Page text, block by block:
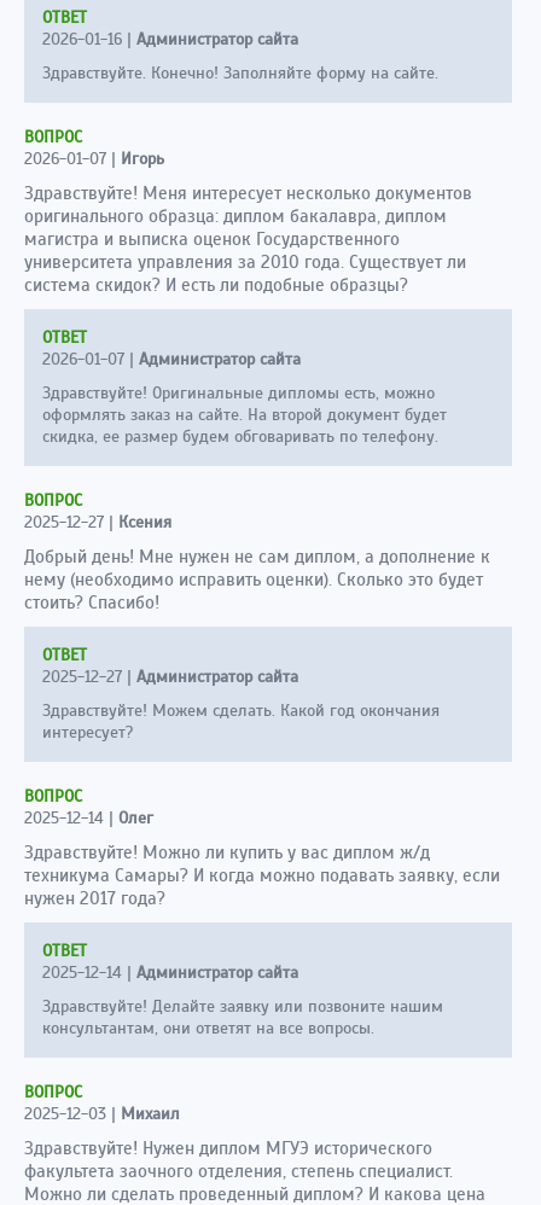
ОТВЕТ
2026-01-16 | Администратор сайта
Здравствуйте. Конечно! Заполняйте форму на сайте.
ВОПРОС
2026-01-07 | Игорь
Здравствуйте! Меня интересует несколько документов
оригинального образца: диплом бакалавра, диплом
магистра и выписка оценок Государственного
университета управления за 2010 года. Существует ли
система скидок? И есть ли подобные образцы?
ОТВЕТ
2026-01-07 | Администратор сайта
Здравствуйте! Оригинальные дипломы есть, можно
оформлять заказ на сайте. На второй документ будет
скидка, ее размер будем обговаривать по телефону.
ВОПРОС
2025-12-27 | Ксения
Добрый день! Мне нужен не сам диплом, а дополнение к
нему (необходимо исправить оценки). Сколько это будет
стоить? Спасибо!
ОТВЕТ
2025-12-27 | Администратор сайта
Здравствуйте! Можем сделать. Какой год окончания
интересует?
ВОПРОС
2025-12-14 | Олег
Здравствуйте! Можно ли купить у вас диплом ж/д
техникума Самары? И когда можно подавать заявку, если
нужен 2017 года?
ОТВЕТ
2025-12-14 | Администратор сайта
Здравствуйте! Делайте заявку или позвоните нашим
консультантам, они ответят на все вопросы.
ВОПРОС
2025-12-03 | Михаил
Здравствуйте! Нужен диплом МГУЭ исторического
факультета заочного отделения, степень специалист.
Можно ли сделать проведенный диплом? И какова цена